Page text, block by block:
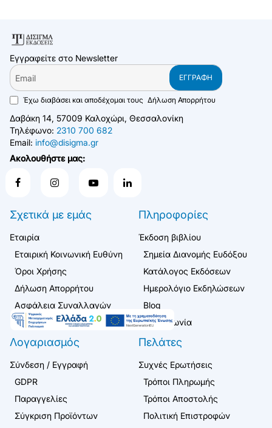
Εγγραφείτε στο Newsletter
Email
ΕΓΓΡΑΦΉ
Έχω διαβάσει και αποδέχομαι τους Δήλωση Απορρήτου
Δαβάκη 14, 57009 Καλοχώρι, Θεσσαλονίκη
Τηλέφωνο: 2310 700 682
Email: info@disigma.gr
Ακολουθήστε μας:
Σχετικά με εμάς
Εταιρία
Εταιρική Κοινωνική Ευθύνη
Όροι Χρήσης
Δήλωση Απορρήτου
Ασφάλεια Συναλλαγών
Πληροφορίες
Έκδοση βιβλίου
Σημεία Διανομής Ευδόξου
Κατάλογος Εκδόσεων
Ημερολόγιο Εκδηλώσεων
Blog
Επικοινωνία
Λογαριασμός
Σύνδεση / Εγγραφή
GDPR
Παραγγελίες
Σύγκριση Προϊόντων
Πελάτες
Συχνές Ερωτήσεις
Τρόποι Πληρωμής
Τρόποι Αποστολής
Πολιτική Επιστροφών